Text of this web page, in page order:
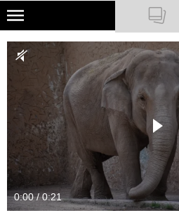
Skip
main
content
NATIONAL GEOGRAPHIC
TRAVELER
PODCASTY
Sklep
Newsletter
Cuda Polski
0:00 / 0:21